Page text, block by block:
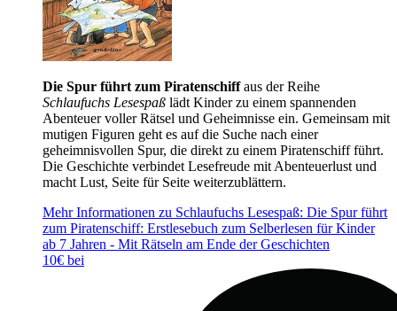
Die Spur führt zum Piratenschiffaus der Reihe
Schlaufuchs Lesespaß lädt Kinder zu einem spannenden
Abenteuer voller Rätsel und Geheimnisse ein. Gemeinsam mit
mutigen Figuren geht es auf die Suche nach einer
geheimnisvollen Spur, die direkt zu einem Piratenschiff führt.
Die Geschichte verbindet Lesefreude mit Abenteuerlust und
macht Lust, Seite für Seite weiterzublättern.
Mehr Informationen zu Schlaufuchs Lesespaß: Die Spur führt
zum Piratenschiff: Erstlesebuch zum Selberlesen für Kinder
ab 7 Jahren - Mit Rätseln am Ende der Geschichten
10€ bei